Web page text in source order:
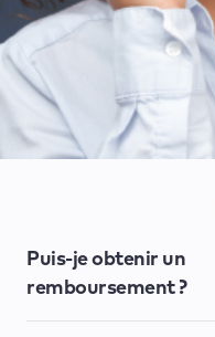
Puis-je obtenir un
remboursement ?